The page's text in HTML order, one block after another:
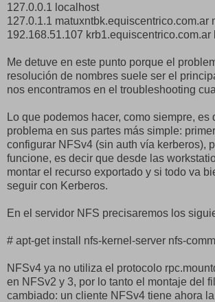
127.0.0.1 localhost
127.0.1.1 matuxntbk.equiscentrico.com.ar
192.168.51.107 krb1.equiscentrico.com.ar
Me detuve en este punto porque el
resolución de nombres suele ser el
nos encontramos en el troubleshooting
Lo que podemos hacer, como siempre, es
problema en sus partes más simple:
configurar NFSv4 (sin auth vía kerberos),
funcione, es decir que desde las
montar el recurso exportado y si todo va
seguir con Kerberos.
En el servidor NFS precisaremos los
# apt-get install nfs-kernel-server nfs-
NFSv4 ya no utiliza el protocolo
en NFSv2 y 3, por lo tanto el montaje del
cambiado: un cliente NFSv4 tiene ahora